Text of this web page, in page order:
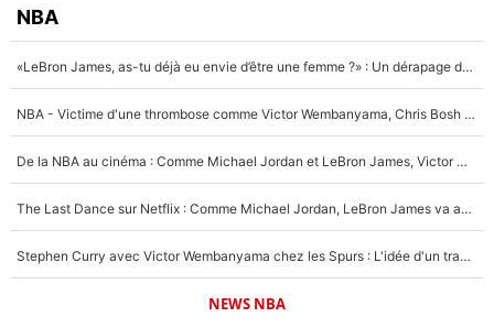
NBA
«LeBron James, as-tu déjà eu envie d’être une femme ?» : Un dérapage de Donald Trump sur la superstar de la NBA refait surface
NBA - Victime d'une thrombose comme Victor Wembanyama, Chris Bosh prévient le Français des risques sur sa santé : «J’ai failli mourir sur le coup et j’ai été ramené à la vie»
De la NBA au cinéma : Comme Michael Jordan et LeBron James, Victor Wembanyama rêve d'une carrière d'acteur !
The Last Dance sur Netflix : Comme Michael Jordan, LeBron James va avoir le droit à sa série !
Stephen Curry avec Victor Wembanyama chez les Spurs : L'idée d'un trade historique est lancée en NBA !
NEWS NBA